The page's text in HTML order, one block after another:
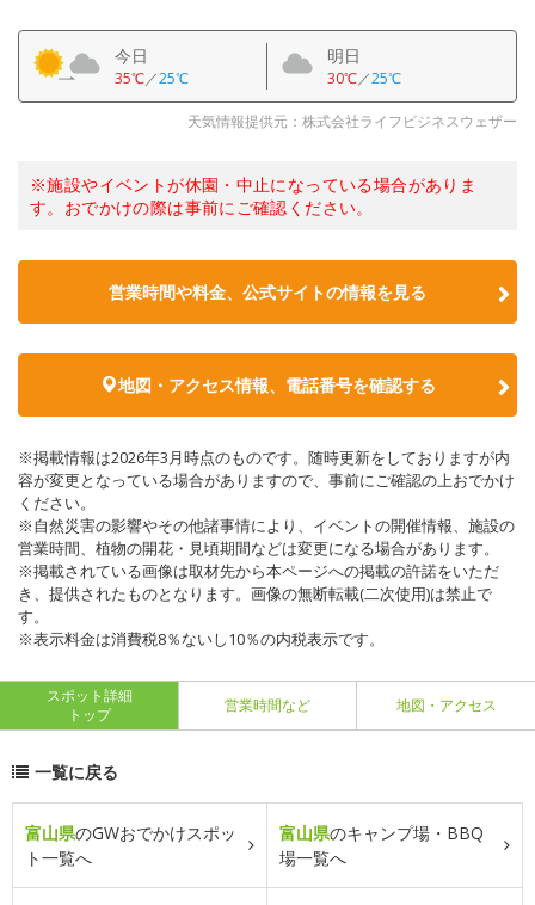
今日
35℃／25℃
明日
30℃／25℃
天気情報提供元：株式会社ライフビジネスウェザー
※施設やイベントが休園・中止になっている場合がありま
す。おでかけの際は事前にご確認ください。
営業時間や料金、公式サイトの情報を見る
地図・アクセス情報、電話番号を確認する
※掲載情報は2026年3月時点のものです。随時更新をしておりますが内
容が変更となっている場合がありますので、事前にご確認の上おでかけ
ください。
※自然災害の影響やその他諸事情により、イベントの開催情報、施設の
営業時間、植物の開花・見頃期間などは変更になる場合があります。
※掲載されている画像は取材先から本ページへの掲載の許諾をいただ
き、提供されたものとなります。画像の無断転載(二次使用)は禁止で
す。
※表示料金は消費税8％ないし10％の内税表示です。
スポット詳細
トップ
営業時間など 地図・アクセス
一覧に戻る
富山県のGWおでかけスポッ
ト一覧へ
富山県のキャンプ場・BBQ
場一覧へ